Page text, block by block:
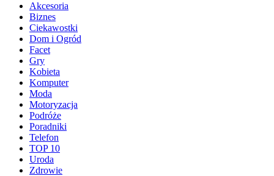
Akcesoria
Biznes
Ciekawostki
Dom i Ogród
Facet
Gry
Kobieta
Komputer
Moda
Motoryzacja
Podróże
Poradniki
Telefon
TOP 10
Uroda
Zdrowie